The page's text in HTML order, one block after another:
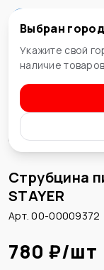
Владивосток
Выбран
Укажите свой
наличие
Струбцины
Струбцина
STAYER
Арт. 00-00009372
780 ₽/шт